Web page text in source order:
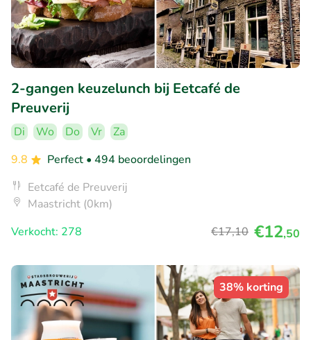
2-gangen keuzelunch bij Eetcafé de
Preuverij
Di Wo Do Vr
Za
9.8
Perfect • 494 beoordelingen
Eetcafé de Preuverij
Maastricht (0km)
Verkocht: 278
€17,10 €12,50
38% korting